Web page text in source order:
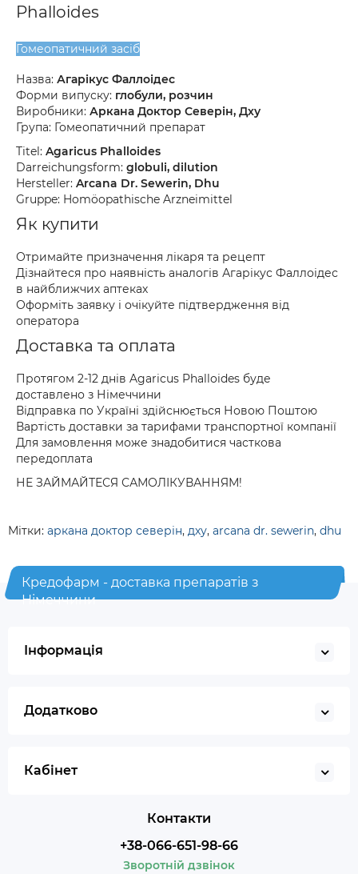
Phalloides
Гомеопатичний засіб
Назва: Агарікус Фаллоідес
Форми випуску: глобули, розчин
Виробники: Аркана Доктор Северін, Дху
Група: Гомеопатичний препарат
Titel: Agaricus Phalloides
Darreichungsform: globuli, dilution
Hersteller: Arcana Dr. Sewerin, Dhu
Gruppe: Homöopathische Arzneimittel
Як купити
Отримайте призначення лікаря та рецепт
Дізнайтеся про наявність аналогів Агарікус Фаллоідес
в найближчих аптеках
Оформіть заявку і очікуйте підтвердження від
оператора
Доставка та оплата
Протягом 2-12 днів Agaricus Phalloides буде
доставлено з Німеччини
Відправка по Україні здійснюється Новою Поштою
Вартість доставки за тарифами транспортної компанії
Для замовлення може знадобитися часткова
передоплата
НЕ ЗАЙМАЙТЕСЯ САМОЛІКУВАННЯМ!
Мітки: аркана доктор северін, дху, arcana dr. sewerin, dhu
Кредофарм - доставка препаратів з
Німеччини
Інформація
Додатково
Кабінет
Контакти
+38-066-651-98-66
Зворотній дзвінок